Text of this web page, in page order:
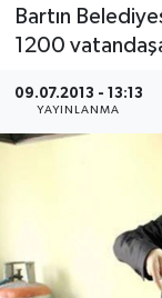
Bartın
1200
09.07.2013 - 13:13
YAYINLANMA
Medya
Sağlık
Sivil
Siyaset